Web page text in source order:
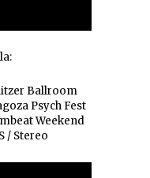
Ballroom
Psych Fest
Weekend
/ Stereo